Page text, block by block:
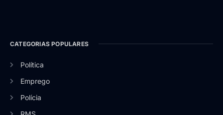
CATEGORIAS POPULARES
Política
Emprego
Polícia